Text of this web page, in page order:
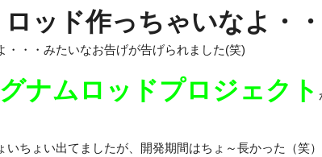
ロッド作っちゃいなよ・・
・・・みたいなお告げが告げられました(笑)
ナムロッドプロジェクト
いちょい出てましたが、開発期間はちょ～長かった（笑）